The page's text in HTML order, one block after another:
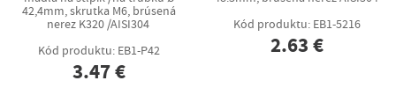
42,4mm, skrutka M6, brúsená
nerez K320 /AISI304
Kód produktu: EB1-P42
3.47 €
Kód produktu: EB1-5216
2.63 €